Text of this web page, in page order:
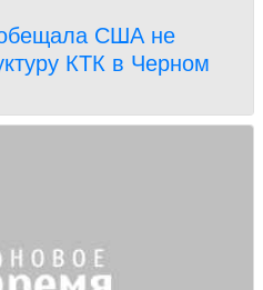
США не
КТК в Черном